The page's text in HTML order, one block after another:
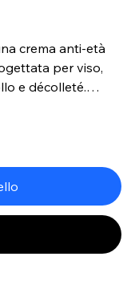
crema anti-età
per viso,
e décolleté.
minimizza i
la
morbidezza,
più giovane.